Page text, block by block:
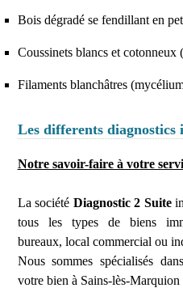
Bois dégradé se fendillant en
Coussinets blancs et cotonneux
Filaments blanchâtres
Les differents
Notre savoir-faire à votre
La société Diagnostic 2 Suite
tous les types de biens
bureaux, local commercial ou
Nous sommes spécialisés
votre bien à Sains-lès-Marquion